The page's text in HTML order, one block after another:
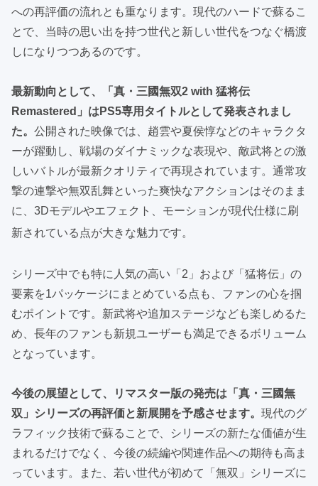
への再評価の流れとも重なります。現代のハードで蘇るこ
とで、当時の思い出を持つ世代と新しい世代をつなぐ橋渡
しになりつつあるのです。
最新動向として、「真・三國無双2 with 猛将伝
Remastered」はPS5専用タイトルとして発表されまし
た。 公開された映像では、趙雲や夏侯惇などのキャラクタ
ーが躍動し、戦場のダイナミックな表現や、敵武将との激
しいバトルが最新クオリティで再現されています。通常攻
撃の連撃や無双乱舞といった爽快なアクションはそのまま
に、3Dモデルやエフェクト、モーションが現代仕様に刷
新されている点が大きな魅力です。
シリーズ中でも特に人気の高い「2」および「猛将伝」の
要素を1パッケージにまとめている点も、ファンの心を掴
むポイントです。新武将や追加ステージなども楽しめるた
め、長年のファンも新規ユーザーも満足できるボリューム
となっています。
今後の展望として、リマスター版の発売は「真・三國無
双」シリーズの再評価と新展開を予感させます。 現代のグ
ラフィック技術で蘇ることで、シリーズの新たな価値が生
まれるだけでなく、今後の続編や関連作品への期待も高ま
っています。また、若い世代が初めて「無双」シリーズに